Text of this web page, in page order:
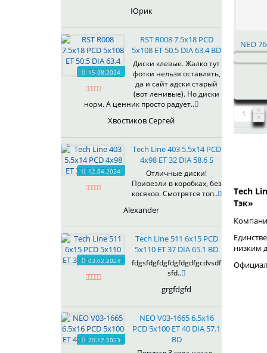
602
604
607
614
622
624
625
626
628
629
633
634
635
641
642
Юрик
15.08.2024
RST R008 7.5x18 PCD
5x108 ET 50.5 DIA 63.4 BD
Диски клевые. Жалко тут
фотки нельзя оставлять,
да и сайт адски старый
(вот ленивые). Но диски
норм. А ценник просто радует..
Хвостиков Сергей
12.04.2024
Tech Line 403 5.5x14 PCD
4x98 ET 32 DIA 58.6 S
Отличные диски!
Привезли в коробках, без
косяков. Смотрятся топ..
Alexander
03.02.2024
Tech Line 511 6x15 PCD
5x110 ET 37 DIA 65.1 BD
fdgsfdgfdgfdgfdgdfgcdvsdf
sfd..
grgfdgfd
20.12.2023
NEO V03-1665 6.5x16
PCD 5x100 ET 40 DIA 57.1
BD
NEO
Tech
Тэк»
низким